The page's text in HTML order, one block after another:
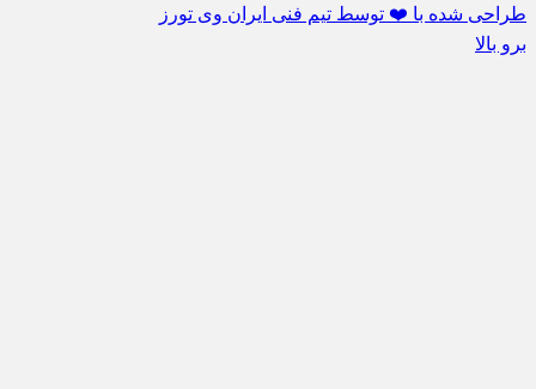
طراحی شده با ❤️ توسط تیم فنی ایران وی تورز
برو بالا